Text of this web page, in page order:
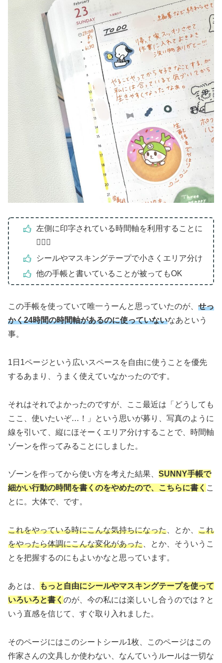
左側に印字されている時間軸を利用することに
🙆🏻‍♀️
シールやマスキングテープで小さくエリア分け
他の手帳と書いていることが被ってもOK
この手帳を使っていて唯一うーんと思っていたのが、 せっ
かく24時間の時間軸があるのに使っていないなあという
事。
1日1ページという広いスペースを自由に使うことを優先
するあまり、うまく使えていなかったのです。
それはそれでよかったのですが、ここ最近は「どうしても
ここ、使いたいぞ…！」という思いが募り、写真のように
線を引いて、縦にほそーくエリア分けすることで、時間軸
ゾーンを作ってみることにしました。
ゾーンを作ってから使い方を考えた結果、 SUNNY手帳で
細かい行動の時間を書くのをやめたので、こちらに書く こ
とに。大体で、です。
これをやっている時にこんな気持ちになった 、とか、 これ
をやったら体調にこんな変化があった 、とか、そういうこ
とを把握するのにもよいかなと思っています。
あとは、
もっと自由にシールやマスキングテープを使って
いろいろと書く のが、今の私には楽しいし合うのでは？と
いう直感を信じて、すぐ取り入れました。
そのページにはこのシートシール1枚、このページはこの
作家さんの文具しか使わない、なんていうルールは一切な